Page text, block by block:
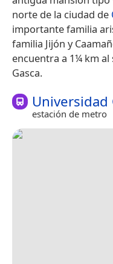
norte de la ciudad de
importante familia
familia Jijón y
encuentra a 1¼ km al
Gasca.
Universidad
estación de metro